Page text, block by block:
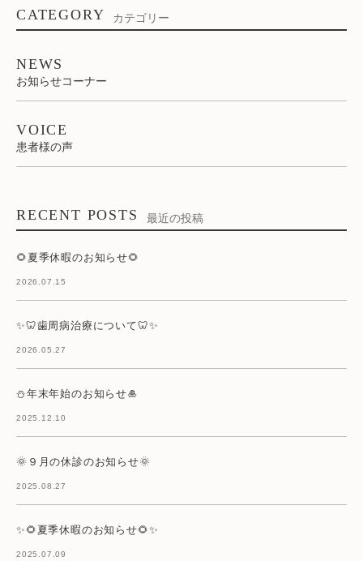
CATEGORY カテゴリー
NEWS
お知らせコーナー
VOICE
患者様の声
RECENT POSTS 最近の投稿
🌻夏季休暇のお知らせ🌻
2026.07.15
✨🦷歯周病治療について🦷✨
2026.05.27
⛄年末年始のお知らせ🎍
2025.12.10
🌞９月の休診のお知らせ🌞
2025.08.27
✨🌻夏季休暇のお知らせ🌻✨
2025.07.09